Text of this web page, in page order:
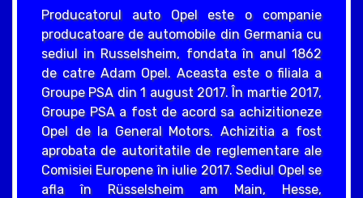
Producatorul auto Opel este o companie
producatoare de automobile din Germania cu
sediul in Russelsheim, fondata în anul 1862
de catre Adam Opel. Aceasta este o filiala a
Groupe PSA din 1 august 2017. În martie 2017,
Groupe PSA a fost de acord sa achizitioneze
Opel de la General Motors. Achizitia a fost
aprobata de autoritatile de reglementare ale
Comisiei Europene în iulie 2017. Sediul Opel se
afla în Rüsselsheim am Main, Hesse,